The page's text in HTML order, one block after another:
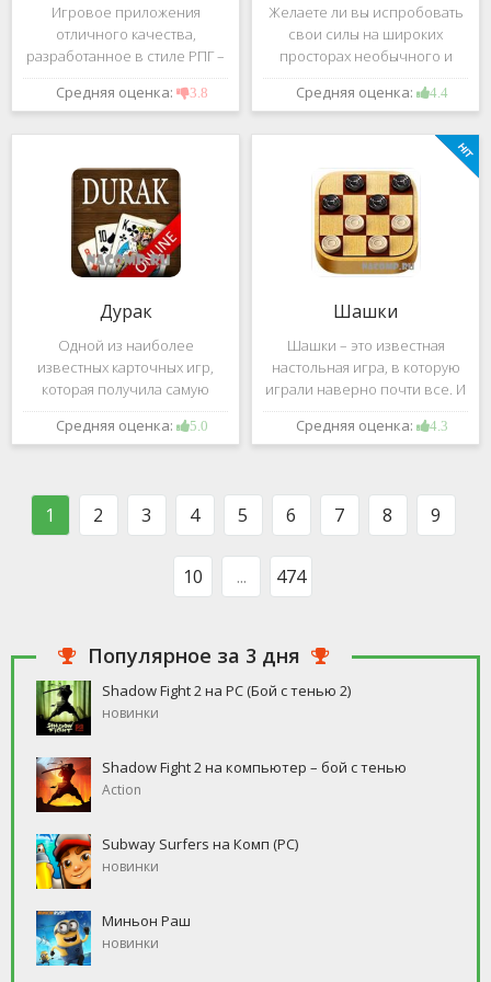
Игровое приложения
отличного качества,
разработанное в стиле РПГ –
это, конечно же, Dark
Avenger. В ней вы сможете
большое количество
проблем на свою
Средняя оценка: 3.8
Желаете ли вы испробовать
свои силы на широких
просторах необычного и
удивительного мира,
который наполнен
Если да, тогда вам к нам. Игра,
которую мы вам предложим
ниже и о
Средняя оценка: 4.4
Дурак
Одной из наиболее
известных карточных игр,
которая получила самую
большую известность среди
всех людей всех возрастных
такого человека, который бы
Средняя оценка: 5.0
Шашки
Шашки – это известная
настольная игра, в которую
играли наверно почти все. И
это не странно. Эта игра
имеет не сложные правила и
свободное время, но
Средняя оценка: 4.3
1 2 3 4 5 6 7 8 9
10 ... 474
Популярное за 3 дня
Shadow Fight 2 на PC (Бой с тенью 2)
новинки
Shadow Fight 2 на компьютер – бой с тенью
Action
Subway Surfers на Комп (PC)
новинки
Миньон Раш
новинки